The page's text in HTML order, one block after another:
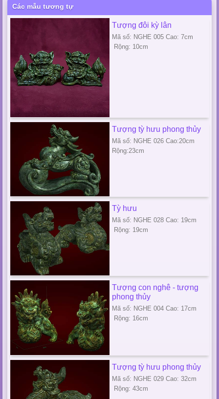
Các mẫu tương tự
Tượng đôi kỳ lân
Mã số: NGHE 005 Cao: 7cm
Rộng: 10cm
Tượng tỳ hưu phong thủy
Mã số: NGHE 026 Cao:20cm
Rộng:23cm
Tỳ hưu
Mã số: NGHE 028 Cao: 19cm
Rộng: 19cm
Tượng con nghê - tượng
phong thủy
Mã số: NGHE 004 Cao: 17cm
Rộng: 16cm
Tượng tỳ hưu phong thủy
Mã số: NGHE 029 Cao: 32cm
Rộng: 43cm